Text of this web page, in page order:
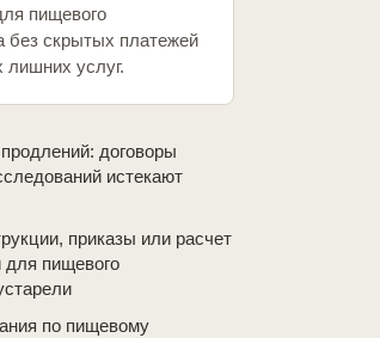
пищевого
без скрытых платежей
лишних услуг.
договоры
истекают
приказы или расчет
для пищевого
по пищевому